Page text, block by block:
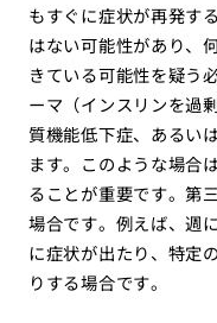
もすぐに症状が再発す
はない可能性があり、
きている可能性を疑う
ーマ（インスリンを過
質機能低下症、あるい
ます。このような場合
ることが重要です。第
場合です。例えば、週
に症状が出たり、特定
りする場合です。